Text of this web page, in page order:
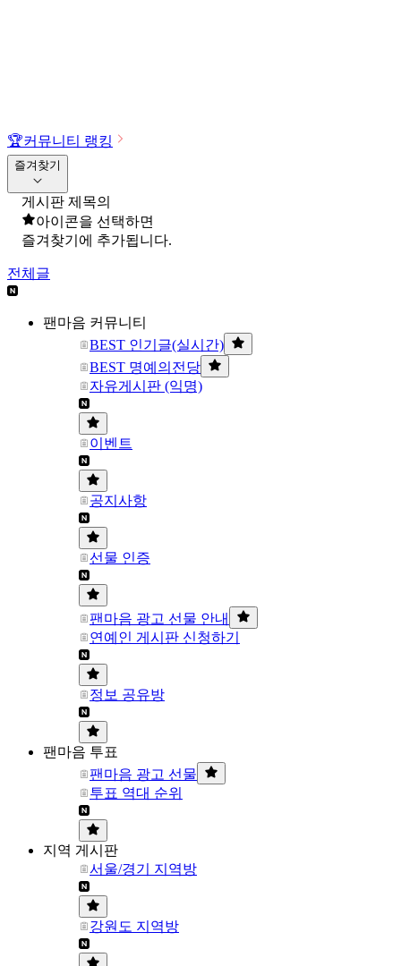
🏆커뮤니티 랭킹
즐겨찾기
게시판 제목의
아이콘을 선택하면
즐겨찾기에 추가됩니다.
전체글
팬마음 커뮤니티
BEST 인기글(실시간)
BEST 명예의전당
자유게시판 (익명)
이벤트
공지사항
선물 인증
팬마음 광고 선물 안내
연예인 게시판 신청하기
정보 공유방
팬마음 투표
팬마음 광고 선물
투표 역대 순위
지역 게시판
서울/경기 지역방
강원도 지역방